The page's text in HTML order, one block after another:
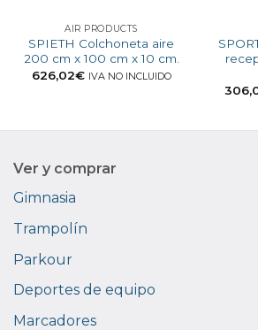
AIR PRODUCTS
SPIETH Colchoneta aire
200 cm x 100 cm x 10 cm.
626,02€ IVA NO INCLUIDO
Ver y comprar
Gimnasia
Trampolín
Parkour
Deportes de equipo
Marcadores